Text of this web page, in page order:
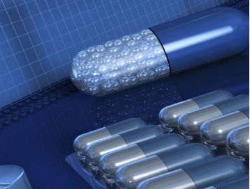
D
dati personali